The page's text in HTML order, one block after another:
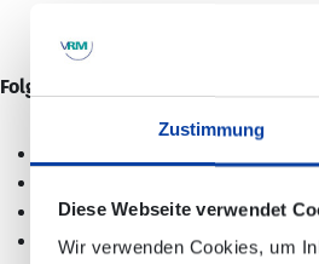
Zustimmung
Diese Webseite verwendet
Wir verwenden Cookies, um
Folgende Haltestellen können nicht
Kirchen (Sieg) - Katzenbach,
Kirchen (Sieg) - Katzenbach,